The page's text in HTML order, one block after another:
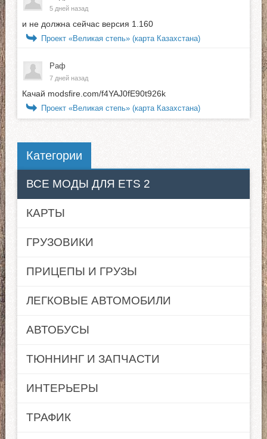
5 дней назад
и не должна сейчас версия 1.160
Проект «Великая степь» (карта Казахстана)
Раф
7 дней назад
Качай modsfire.com/f4YAJ0fE90t926k
Проект «Великая степь» (карта Казахстана)
Категории
ВСЕ МОДЫ ДЛЯ ETS 2
КАРТЫ
ГРУЗОВИКИ
ПРИЦЕПЫ И ГРУЗЫ
ЛЕГКОВЫЕ АВТОМОБИЛИ
АВТОБУСЫ
ТЮННИНГ И ЗАПЧАСТИ
ИНТЕРЬЕРЫ
ТРАФИК